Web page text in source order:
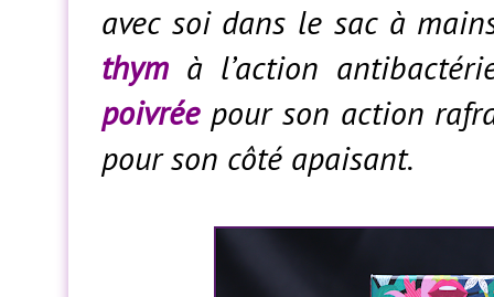
avec soi dans le sac à
thym à l’action
poivréepour son action
pour son côté apaisant.